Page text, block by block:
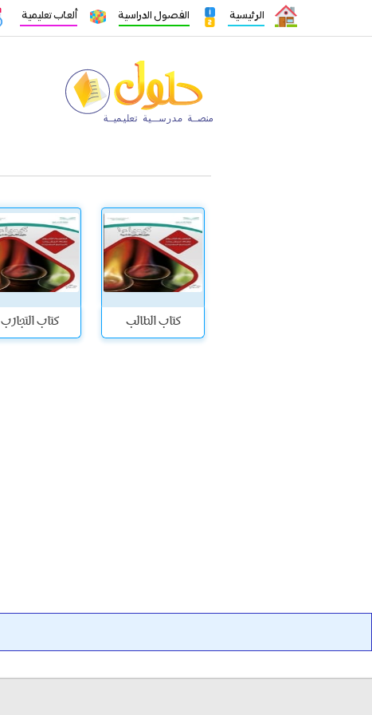
الرئيسية الفصول الدراسية ألعاب تعليمية
كتاب الطالب كتاب التجارب